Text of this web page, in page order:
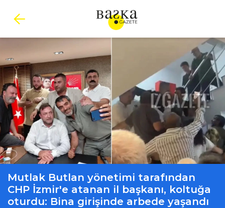
Mutlak Butlan yönetimi tarafından
CHP İzmir'e atanan il başkanı, koltuğa
oturdu: Bina girişinde arbede yaşandı